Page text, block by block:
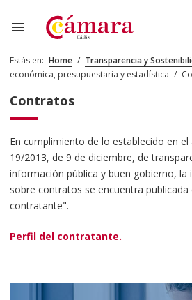
menu
Estás en: Home / Transparencia y
económica, presupuestaria y estadística /
Contratos
En cumplimiento de lo establecido en
19/2013, de 9 de diciembre, de
información pública y buen gobierno,
sobre contratos se encuentra
contratante".
Perfil del contratante.